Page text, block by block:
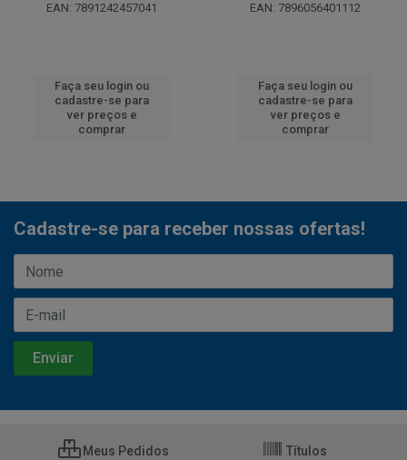
EAN: 7891242457041
Faça seu login ou
cadastre-se para
ver preços e
comprar
EAN: 7896056401112
Faça seu login ou
cadastre-se para
ver preços e
comprar
Cadastre-se para receber nossas ofertas!
Meus Pedidos Títulos